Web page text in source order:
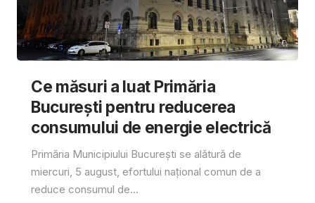
Ce măsuri a luat Primăria
București pentru reducerea
consumului de energie electrică
Primăria Municipiului București se alătură de
miercuri, 5 august, efortului național comun de a
reduce consumul de...